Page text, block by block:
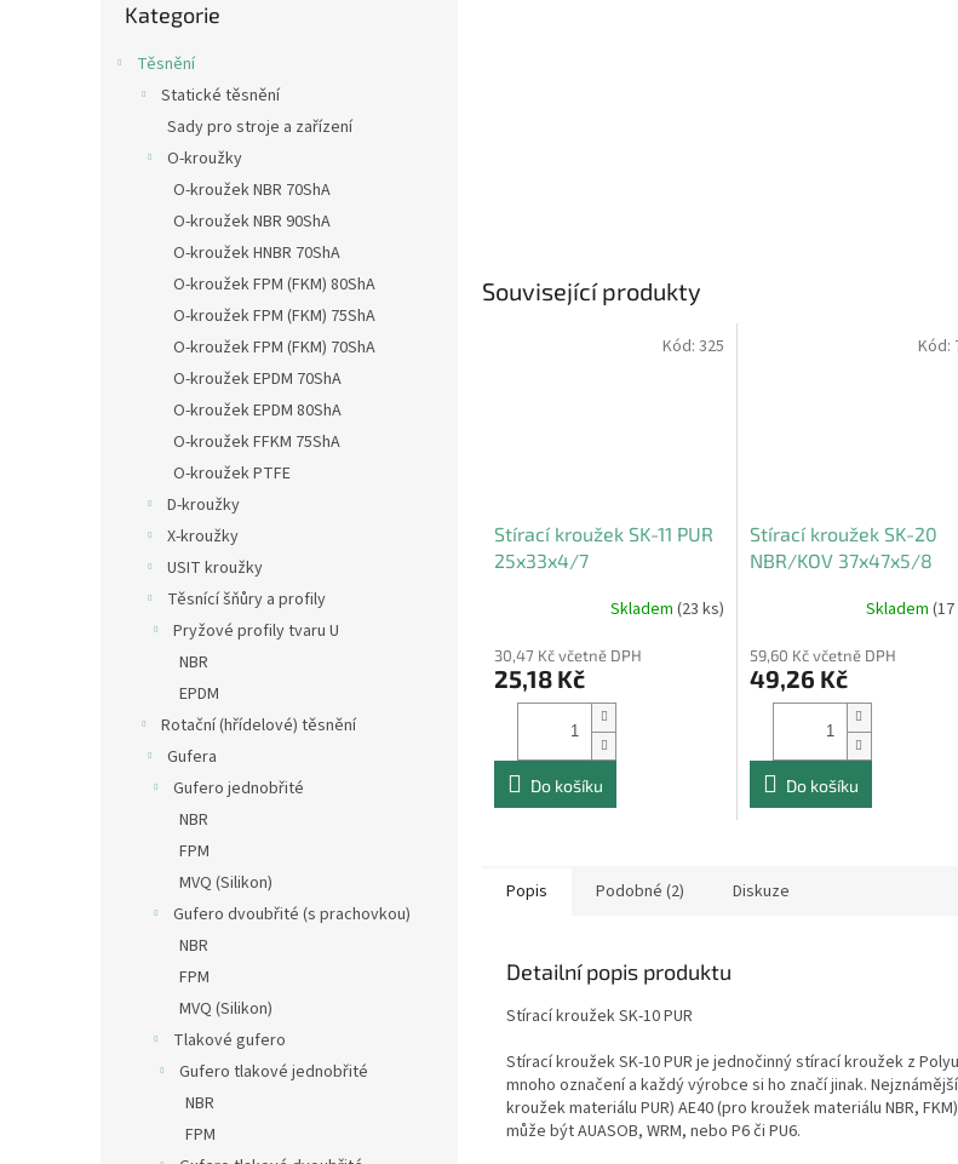
kategorie
Kategorie
Těsnění
Statické těsnění
Sady pro stroje a zařízení
O-kroužky
O-kroužek NBR 70ShA
O-kroužek NBR 90ShA
O-kroužek HNBR 70ShA
O-kroužek FPM (FKM) 80ShA
O-kroužek FPM (FKM) 75ShA
O-kroužek FPM (FKM) 70ShA
O-kroužek EPDM 70ShA
O-kroužek EPDM 80ShA
O-kroužek FFKM 75ShA
O-kroužek PTFE
D-kroužky
X-kroužky
USIT kroužky
Těsnící šňůry a profily
Pryžové profily tvaru U
NBR
EPDM
Rotační (hřídelové) těsnění
Gufera
Gufero jednobřité
NBR
FPM
MVQ (Silikon)
Gufero dvoubřité (s prachovkou)
NBR
FPM
MVQ (Silikon)
Tlakové gufero
Gufero tlakové jednobřité
NBR
FPM
Související produkty
Stírací kroužek SK-11 PUR
25x33x4/7
Skladem (23 ks)
30,47 Kč včetně DPH
25,18 Kč
Do košíku
Kód: 325
Stírací kroužek SK-20
NBR/KOV 37x47x5/8
Skladem
59,60 Kč včetně DPH
49,26 Kč
Do košíku
Kód:
Popis Podobné (2) Diskuze
Detailní popis produktu
Stírací kroužek SK-10 PUR
Stírací kroužek SK-10 PUR je jednočinný stírací kroužek z
mnoho označení a každý výrobce si ho značí jinak.
kroužek materiálu PUR) AE40 (pro kroužek materiálu NBR,
může být AUASOB, WRM, nebo P6 či PU6.